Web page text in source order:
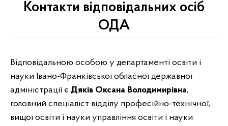
Контакти відповідальних осіб
ОДА
Відповідальною особою у департаменті освіти і
науки Івано-Франківської обласної державної
адміністрації є Дяків Оксана Володимирівна,
головний спеціаліст відділу професійно-технічної,
вищої освіти і науки управління освіти і науки